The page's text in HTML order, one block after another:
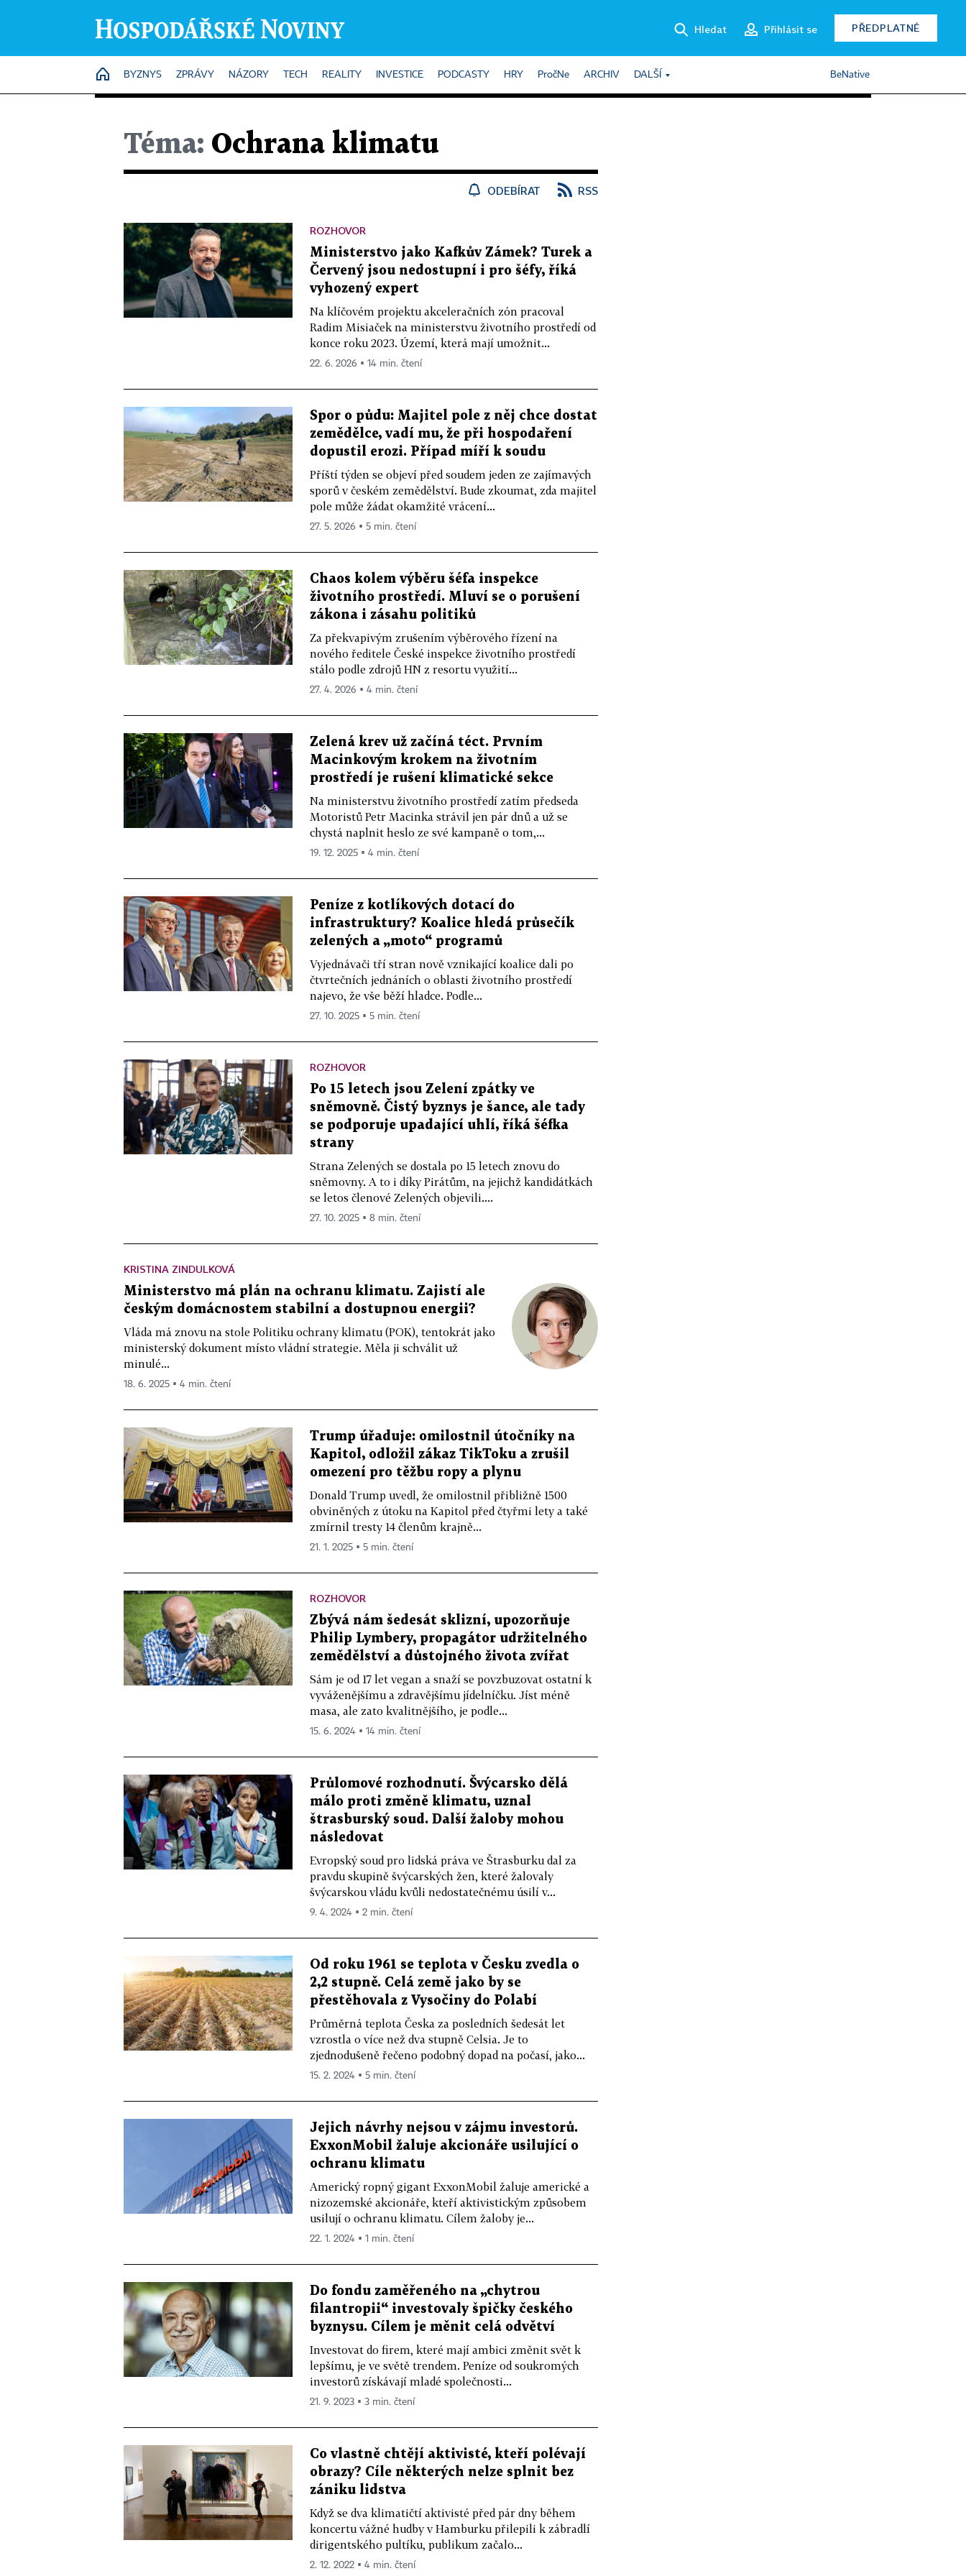
Hledat Přihlásit se PŘEDPLATNÉ
HOME
BYZNYS ZPRÁVY NÁZORY TECH REALITY INVESTICE PODCASTY HRY PročNe ARCHIV DALŠÍ BeNative
Téma: Ochrana klimatu
ODEBÍRAT RSS
ROZHOVOR
Ministerstvo jako Kafkův Zámek? Turek a
Červený jsou nedostupní i pro šéfy, říká
vyhozený expert
Na klíčovém projektu akceleračních zón pracoval
Radim Misiaček na ministerstvu životního prostředí od
konce roku 2023. Území, která mají umožnit...
22. 6. 2026 ▪ 14 min. čtení
Spor o půdu: Majitel pole z něj chce dostat
zemědělce, vadí mu, že při hospodaření
dopustil erozi. Případ míří k soudu
Příští týden se objeví před soudem jeden ze zajímavých
sporů v českém zemědělství. Bude zkoumat, zda majitel
pole může žádat okamžité vrácení...
27. 5. 2026 ▪ 5 min. čtení
Chaos kolem výběru šéfa inspekce
životního prostředí. Mluví se o porušení
zákona i zásahu politiků
Za překvapivým zrušením výběrového řízení na
nového ředitele České inspekce životního prostředí
stálo podle zdrojů HN z resortu využití...
27. 4. 2026 ▪ 4 min. čtení
Zelená krev už začíná téct. Prvním
Macinkovým krokem na životním
prostředí je rušení klimatické sekce
Na ministerstvu životního prostředí zatím předseda
Motoristů Petr Macinka strávil jen pár dnů a už se
chystá naplnit heslo ze své kampaně o tom,...
19. 12. 2025 ▪ 4 min. čtení
Peníze z kotlíkových dotací do
infrastruktury? Koalice hledá průsečík
zelených a „moto“ programů
Vyjednávači tří stran nově vznikající koalice dali po
čtvrtečních jednáních o oblasti životního prostředí
najevo, že vše běží hladce. Podle...
27. 10. 2025 ▪ 5 min. čtení
ROZHOVOR
Po 15 letech jsou Zelení zpátky ve
sněmovně. Čistý byznys je šance, ale tady
se podporuje upadající uhlí, říká šéfka
strany
Strana Zelených se dostala po 15 letech znovu do
sněmovny. A to i díky Pirátům, na jejichž kandidátkách
se letos členové Zelených objevili....
27. 10. 2025 ▪ 8 min. čtení
KRISTINA ZINDULKOVÁ
Ministerstvo má plán na ochranu klimatu. Zajistí ale
českým domácnostem stabilní a dostupnou energii?
Vláda má znovu na stole Politiku ochrany klimatu (POK), tentokrát jako
ministerský dokument místo vládní strategie. Měla ji schválit už
minulé...
18. 6. 2025 ▪ 4 min. čtení
Trump úřaduje: omilostnil útočníky na
Kapitol, odložil zákaz TikToku a zrušil
omezení pro těžbu ropy a plynu
Donald Trump uvedl, že omilostnil přibližně 1500
obviněných z útoku na Kapitol před čtyřmi lety a také
zmírnil tresty 14 členům krajně...
21. 1. 2025 ▪ 5 min. čtení
ROZHOVOR
Zbývá nám šedesát sklizní, upozorňuje
Philip Lymbery, propagátor udržitelného
zemědělství a důstojného života zvířat
Sám je od 17 let vegan a snaží se povzbuzovat ostatní k
vyváženějšímu a zdravějšímu jídelníčku. Jíst méně
masa, ale zato kvalitnějšího, je podle...
15. 6. 2024 ▪ 14 min. čtení
Průlomové rozhodnutí. Švýcarsko dělá
málo proti změně klimatu, uznal
štrasburský soud. Další žaloby mohou
následovat
Evropský soud pro lidská práva ve Štrasburku dal za
pravdu skupině švýcarských žen, které žalovaly
švýcarskou vládu kvůli nedostatečnému úsilí v...
9. 4. 2024 ▪ 2 min. čtení
Od roku 1961 se teplota v Česku zvedla o
2,2 stupně. Celá země jako by se
přestěhovala z Vysočiny do Polabí
Průměrná teplota Česka za posledních šedesát let
vzrostla o více než dva stupně Celsia. Je to
zjednodušeně řečeno podobný dopad na počasí, jako...
15. 2. 2024 ▪ 5 min. čtení
Jejich návrhy nejsou v zájmu investorů.
ExxonMobil žaluje akcionáře usilující o
ochranu klimatu
Americký ropný gigant ExxonMobil žaluje americké a
nizozemské akcionáře, kteří aktivistickým způsobem
usilují o ochranu klimatu. Cílem žaloby je...
22. 1. 2024 ▪ 1 min. čtení
Do fondu zaměřeného na „chytrou
filantropii“ investovaly špičky českého
byznysu. Cílem je měnit celá odvětví
Investovat do firem, které mají ambici změnit svět k
lepšímu, je ve světě trendem. Peníze od soukromých
investorů získávají mladé společnosti...
21. 9. 2023 ▪ 3 min. čtení
Co vlastně chtějí aktivisté, kteří polévají
obrazy? Cíle některých nelze splnit bez
zániku lidstva
Když se dva klimatičtí aktivisté před pár dny během
koncertu vážné hudby v Hamburku přilepili k zábradlí
dirigentského pultíku, publikum začalo...
2. 12. 2022 ▪ 4 min. čtení